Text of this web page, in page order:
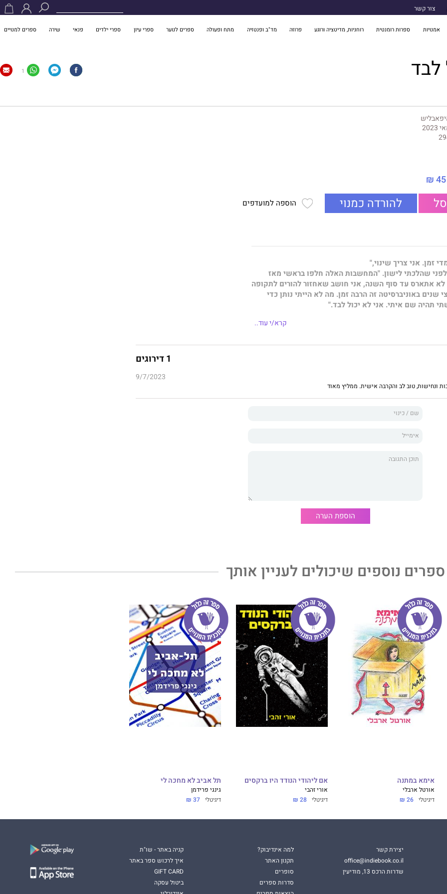
צור קשר
אמנויות ספרות רומנטית רוחניות, מדיטציה ורוגע פרוזה מד"ב ופנטזיה מתח ופעולה ספרים לנוער ספרי עיון ספרי ילדים פנאי שירה ספרים למנויים
לבד 1
2023
45 ₪
להורדה כמנוי הוספה למועדפים
זמן. אני צריך שינוי,"
לפני שהלכתי לישון. "המחשבות האלה חלפו בראשי מאז
אתארס עד סוף השנה, אני חושב שאחזור להורים לתקופה
שנים באוניברסיטה זה הרבה זמן. מה לא הייתי נותן כדי
תהיה שם איתי. אני לא יכול לבד."
העשרים לחייו, שמנסה להחזיק בתוכו הכול מהכול: הוא
במעבר מבית ההורים לדירה משלו; הוא לומד
שמעניין אותו, אף על פי שאינו שגרתי. ויותר מהכול, נועם
חושף נועם בפני הקוראים את מה שהוא קורא לו "דוס־דייטינג":
אחר סיפור, משחזר נועם את האירועים במסע חייו –
של בחור שחי כאן ועכשיו, ורוצה לסלול חיים עם אהבת חייו.
קרא/י עוד..
1 דירוגים
9/7/2023
ונחישות, טוב לב והקרבה אישית. ממליץ מאוד
הוספת הערה
ספרים נוספים שיכולים לעניין אותך
אימא במתנה
אורטל ארבלי
דיגיטלי 26 ₪
אם ליהודי הנודד היו ברקסים
אורי זהבי
דיגיטלי 28 ₪
תל אביב לא מחכה לי
גינגי פרידמן
דיגיטלי 37 ₪
יצירת קשר
office@indiebook.co.il
שדרות הרכס 13, מודיעין
למה אינדיבוק?
תקנון האתר
סופרים
סדרות ספרים
קניה באתר - שו"ת
איך לרכוש ספר באתר
GIFT CARD
ביטול עסקה